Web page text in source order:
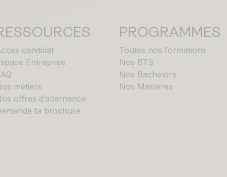
candidat
Entreprise
métiers
offres d’alternance
ta brochure
PROGRAMMES
Toutes nos formations
Nos BTS
Nos Bachelors
Nos Mastères